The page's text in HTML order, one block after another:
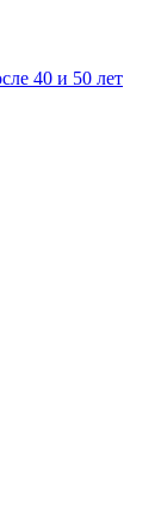
40 и 50 лет